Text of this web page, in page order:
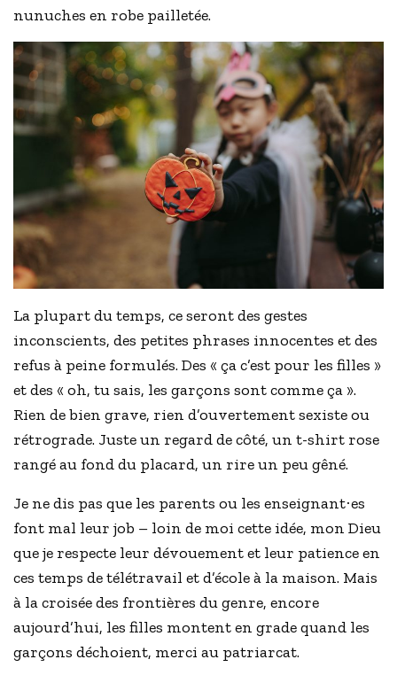
nunuches en robe pailletée.
La plupart du temps, ce seront des gestes
inconscients, des petites phrases innocentes et des
refus à peine formulés. Des « ça c’est pour les filles »
et des « oh, tu sais, les garçons sont comme ça ».
Rien de bien grave, rien d’ouvertement sexiste ou
rétrograde. Juste un regard de côté, un t-shirt rose
rangé au fond du placard, un rire un peu gêné.
Je ne dis pas que les parents ou les enseignant·es
font mal leur job – loin de moi cette idée, mon Dieu
que je respecte leur dévouement et leur patience en
ces temps de télétravail et d’école à la maison. Mais
à la croisée des frontières du genre, encore
aujourd’hui, les filles montent en grade quand les
garçons déchoient, merci au patriarcat.